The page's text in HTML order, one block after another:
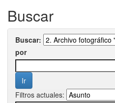
Buscar
Buscar:
por
Filtros actuales: